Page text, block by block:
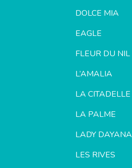
DOLCE MIA
EAGLE
FLEUR DU NIL
L’AMALIA
LA CITADELLE
LA PALME
LADY DAYANA
LES RIVES